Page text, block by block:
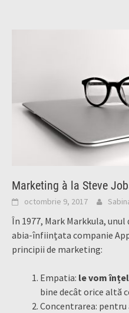
Marketing à la Steve
octombrie 9, 2017
În 1977, Mark Markkula,
abia-înființata companie
principii de marketing:
Empatia: le vom
bine decât orice altă
Concentrarea: pentru